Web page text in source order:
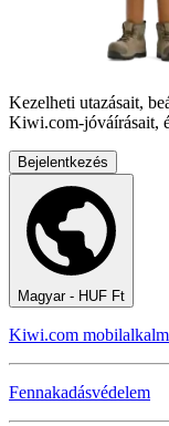
Kezelheti utazásait,
Kiwi.com-jóváírásait,
Bejelentkezés
Magyar - HUF Ft
Kiwi.com
Fennakadásvédelem